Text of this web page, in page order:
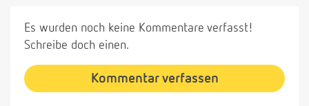
Es wurden noch keine Kommentare verfasst!
Schreibe doch einen.
Kommentar verfassen